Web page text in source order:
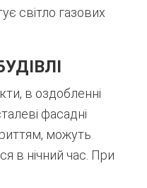
світло газових
в оздобленні
фасадні
можуть
в нічний час. При